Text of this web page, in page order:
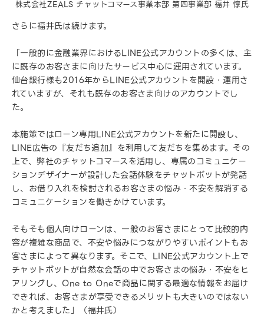
株式会社ZEALS チャットコマース事業本部 第四事業部 福井 惇氏
さらに福井氏は続けます。
「一般的に金融業界におけるLINE公式アカウントの多くは、主
に既存のお客さまに向けたサービス中心に運用されています。
仙台銀行様も2016年からLINE公式アカウントを開設・運用さ
れていますが、それも既存のお客さま向けのアカウントでし
た。
本施策ではローン専用LINE公式アカウントを新たに開設し、
LINE広告の『友だち追加』を利用して友だちを集めます。その
上で、弊社のチャットコマースを活用し、専属のコミュニケー
ションデザイナーが設計した会話体験をチャットボットが発話
し、お借り入れを検討されるお客さまの悩み・不安を解消する
コミュニケーションを働きかけています。
そもそも個人向けローンは、一般のお客さまにとって比較的内
容が複雑な商品で、不安や悩みにつながりやすいポイントもお
客さまによって異なります。そこで、LINE公式アカウント上で
チャットボットが自然な会話の中でお客さまの悩み・不安をヒ
アリングし、One to Oneで商品に関する最適な情報をお届け
できれば、お客さまが享受できるメリットも大きいのではない
かと考えました」（福井氏）